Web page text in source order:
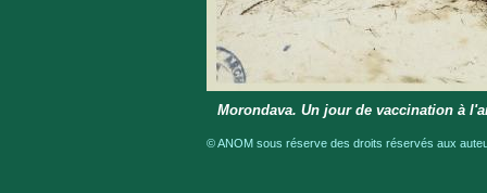
Morondava. Un jour de vaccination à
© ANOM sous réserve des droits réservés aux